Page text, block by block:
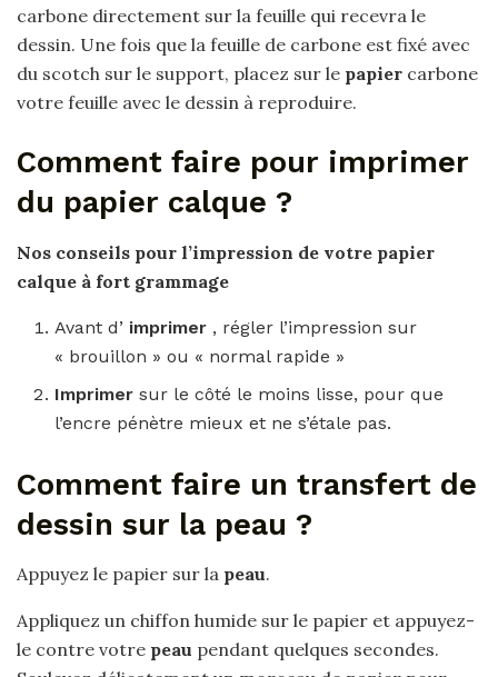
carbone directement sur la feuille qui recevra le
dessin. Une fois que la feuille de carbone est fixé avec
du scotch sur le support, placez sur le papier carbone
votre feuille avec le dessin à reproduire.
Comment faire pour imprimer
du papier calque ?
Nos conseils pour l’impression de votre papier
calque à fort grammage
Avant d’ imprimer , régler l’impression sur
« brouillon » ou « normal rapide »
Imprimersur le côté le moins lisse, pour que
l’encre pénètre mieux et ne s’étale pas.
Comment faire un transfert de
dessin sur la peau ?
Appuyez le papier sur la peau.
Appliquez un chiffon humide sur le papier et appuyez-
le contre votre peau pendant quelques secondes.